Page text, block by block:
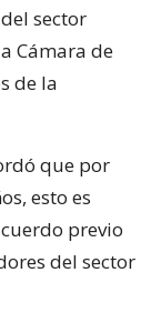
sector
Cámara de
de la
que por
esto es
previo
del sector